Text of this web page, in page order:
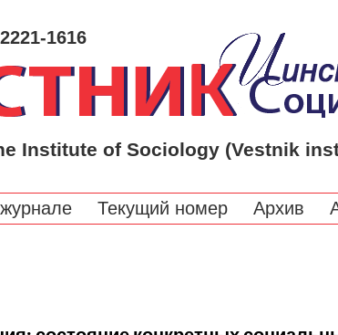
1616
Institute of Sociology (Vestnik
Текущий номер Архив